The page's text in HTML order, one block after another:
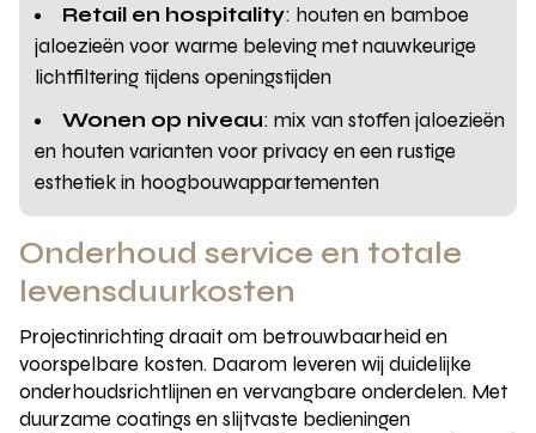
Retail en hospitality: houten en bamboe
jaloezieën voor warme beleving met nauwkeurige
lichtfiltering tijdens openingstijden
Wonen op niveau: mix van stoffen jaloezieën
en houten varianten voor privacy en een rustige
esthetiek in hoogbouwappartementen
Onderhoud service en totale
levensduurkosten
Projectinrichting draait om betrouwbaarheid en
voorspelbare kosten. Daarom leveren wij duidelijke
onderhoudsrichtlijnen en vervangbare onderdelen. Met
duurzame coatings en slijtvaste bedieningen